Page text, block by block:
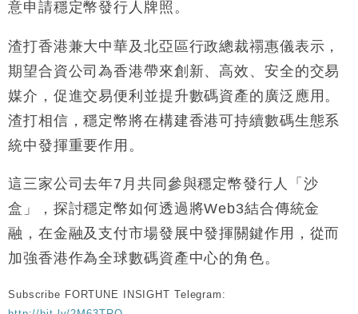
東京半島
12:30
財經｜香港7月PMI回落至51 企業擴張放慢兼縮減人
手
11:40
財經｜黑石傳再籌逾360億美元 支援Anthropic租用
Google晶片
10:57
財經｜美商務部擬擴大金屬關稅範圍 14類產品或加徵
本地｜新世界K11 9月升級會員制度 增鉑金卡級別鎖
定高消費客群
17:40
財經｜本港6月零售額連升14個月 珠寶鐘錶銷售升勢
最強
50%
意申請穩定幣發行人牌照。
渣打香港兼大中華及北亞區行政總裁禤惠儀表示，
期望合資公司為香港帶來創新、高效、安全的交易
媒介，促進交易便利並提升數碼資產的廣泛應用。
渣打相信，穩定幣將在構建香港可持續數碼生態系
統中發揮重要作用。
這三家公司去年7月共同參與穩定幣發行人「沙
盒」，探討穩定幣如何透過將Web3結合傳統金
融，在金融及支付市場發展中發揮關鍵作用，從而
加強香港作為全球數碼資產中心的角色。
Subscribe FORTUNE INSIGHT Telegram: